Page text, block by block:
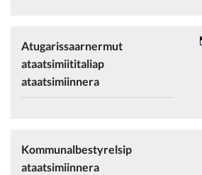
Atugarissaarnermut
ataatsimiititaliap
ataatsimiinnera
Kommunalbestyrelsip
ataatsimiinnera